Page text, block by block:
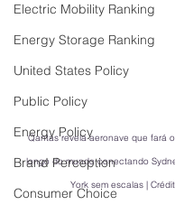
Electric Mobility Ranking
Energy Storage Ranking
United States Policy
Public Policy
Energy Policy
Brand Perception
Consumer Choice
Qantas revela aeronave que fará
longo do mundo conectando
York sem escalas |